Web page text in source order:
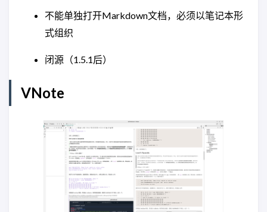
不能单独打开Markdown文档，必须以笔记本形
式组织
闭源（1.5.1后）
VNote